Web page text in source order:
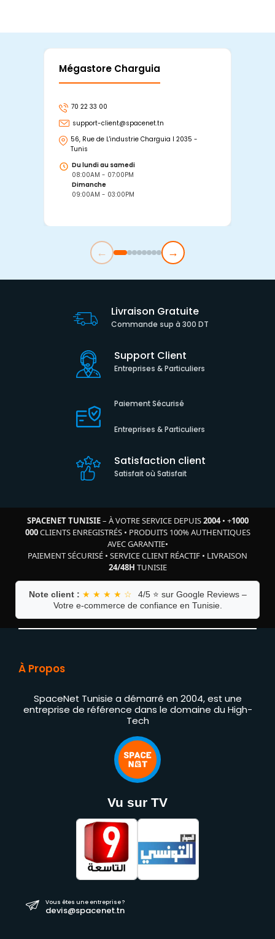
Mégastore Charguia
70 22 33 00
support-client@spacenet.tn
56, Rue de L'industrie Charguia I 2035 -
Tunis
Du lundi au samedi
08:00AM - 07:00PM
Dimanche
09:00AM - 03:00PM
← →
Livraison Gratuite
Commande sup à 300 DT
Support Client
Entreprises & Particuliers
Paiement Sécurisé
Entreprises & Particuliers
Satisfaction client
Satisfait où Satisfait
SPACENET TUNISIE– À VOTRE SERVICE DEPUIS2004• +1000
000CLIENTS ENREGISTRÉS• PRODUITS 100% AUTHENTIQUES
AVEC GARANTIE•
PAIEMENT SÉCURISÉ • SERVICE CLIENT RÉACTIF • LIVRAISON
24/48H TUNISIE
Note client : ★ ★ ★ ★ ☆
4/5 ⭐ sur Google Reviews –
Votre e-commerce de confiance en Tunisie.
À Propos
SpaceNet Tunisie a démarré en 2004, est une
entreprise de référence dans le domaine du High-
Tech
Vu sur TV
Vous êtes une entreprise ?
devis@spacenet.tn